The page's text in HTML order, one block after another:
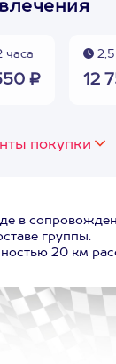
часа
₽ 12
покупки
в
группы.
20 км